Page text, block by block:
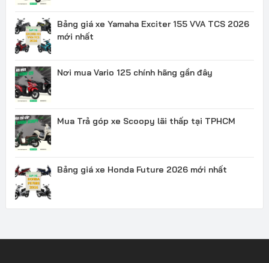
Bảng giá xe Yamaha Exciter 155 VVA TCS 2026
mới nhất
Nơi mua Vario 125 chính hãng gần đây
Mua Trả góp xe Scoopy lãi thấp tại TPHCM
Bảng giá xe Honda Future 2026 mới nhất